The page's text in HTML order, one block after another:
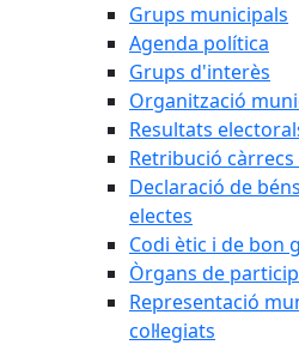
Grups municipals
Agenda política
Grups d'interès
Organització
Resultats
Retribució càrrecs
Declaració de
electes
Codi ètic i de bon
Òrgans de
Representació
col·legiats